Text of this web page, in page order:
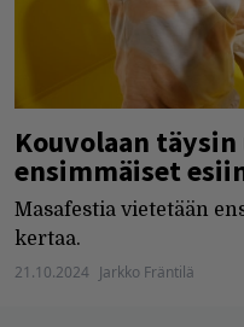
Kouvolaan
ensimmäiset
Masafestia vietetään
kertaa.
21.10.2024 Jarkko Fräntilä